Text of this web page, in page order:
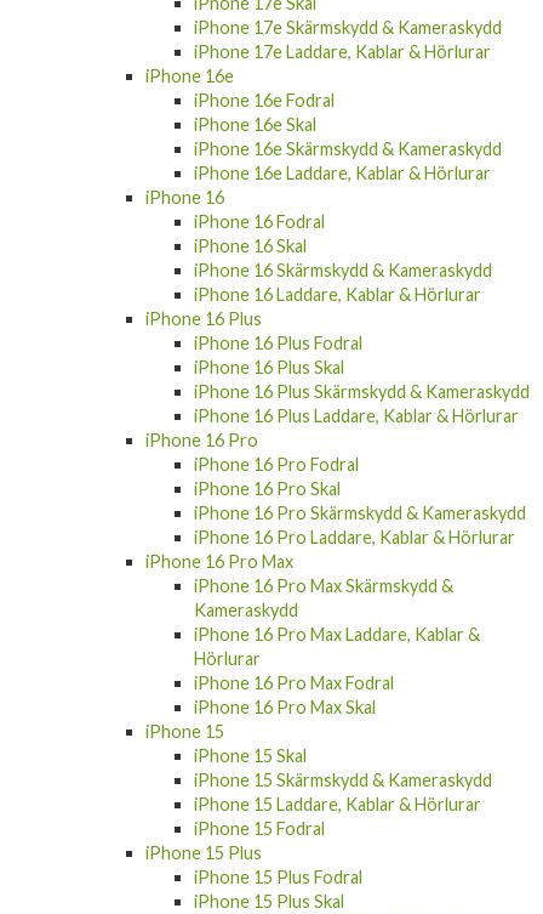
iPhone 17e Laddare, Kablar & Hörlurar
iPhone 16e
iPhone 16e Fodral
iPhone 16e Skal
iPhone 16e Skärmskydd & Kameraskydd
iPhone 16e Laddare, Kablar & Hörlurar
iPhone 16
iPhone 16 Fodral
iPhone 16 Skal
iPhone 16 Skärmskydd & Kameraskydd
iPhone 16 Laddare, Kablar & Hörlurar
iPhone 16 Plus
iPhone 16 Plus Fodral
iPhone 16 Plus Skal
iPhone 16 Plus Skärmskydd & Kameraskydd
iPhone 16 Plus Laddare, Kablar & Hörlurar
iPhone 16 Pro
iPhone 16 Pro Fodral
iPhone 16 Pro Skal
iPhone 16 Pro Skärmskydd & Kameraskydd
iPhone 16 Pro Laddare, Kablar & Hörlurar
iPhone 16 Pro Max
iPhone 16 Pro Max Skärmskydd &
Kameraskydd
iPhone 16 Pro Max Laddare, Kablar &
Hörlurar
iPhone 16 Pro Max Fodral
iPhone 16 Pro Max Skal
iPhone 15
iPhone 15 Skal
iPhone 15 Skärmskydd & Kameraskydd
iPhone 15 Laddare, Kablar & Hörlurar
iPhone 15 Fodral
iPhone 15 Plus
iPhone 15 Plus Fodral
iPhone 15 Plus Skal
iPhone 15 Plus Skärmskydd & Kameraskydd